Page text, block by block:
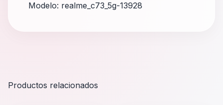
Modelo: realme_c73_5g-13928
Productos relacionados